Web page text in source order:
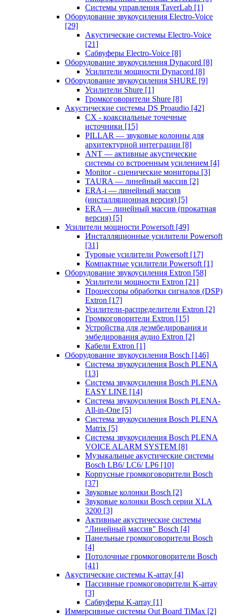
Системы управления TaverLab [1]
Оборудование звукоусиления Electro-Voice
[29]
Акустические системы Electro-Voice
[21]
Сабвуферы Electro-Voice [8]
Оборудование звукоусиления Dynacord [8]
Усилители мощности Dynacord [8]
Оборудование звукоусиления SHURE [9]
Усилители Shure [1]
Громкоговорители Shure [8]
Акустические системы DS Proaudio [42]
CX - коаксиальные точечные
источники [15]
PILLAR — звуковые колонны для
архитектурной интеграции [8]
ANT — активные акустические
системы со встроенным усилением [4]
Monitor - сценические мониторы [3]
TAURA — линейный массив [2]
ERA-i — линейный массив
(инсталляционная версия) [5]
ERA — линейный массив (прокатная
версия) [5]
Усилители мощности Powersoft [49]
Инсталляционные усилители Powersoft
[31]
Туровые усилители Powersoft [17]
Компактные усилители Powersoft [1]
Оборудование звукоусиления Extron [58]
Усилители мощности Extron [21]
Процессоры обработки сигналов (DSP)
Extron [17]
Усилители-распределители Extron [2]
Громкоговорители Extron [15]
Устройства для деэмбедирования и
эмбедирования аудио Extron [2]
Кабели Extron [1]
Оборудование звукоусиления Bosch [146]
Система звукоусиления Bosch PLENA
[13]
Система звукоусиления Bosch PLENA
EASY LINE [14]
Система звукоусиления Bosch PLENA-
All-in-One [5]
Система звукоусиления Bosch PLENA
Matrix [5]
Система звукоусиления Bosch PLENA
VOICE ALARM SYSTEM [8]
Музыкальные акустические системы
Bosch LB6/ LC6/ LP6 [10]
Корпусные громкоговорители Bosch
[37]
Звуковые колонки Bosch [2]
Звуковые колонки Bosch серии XLA
3200 [3]
Активные акустические системы
"Линейный массив" Bosch [4]
Панельные громкоговорители Bosch
[4]
Потолочные громкоговорители Bosch
[41]
Акустические системы K-array [4]
Пассивные громкоговорители K-array
[3]
Сабвуферы K-array [1]
Иммерсивные системы Out Board TiMax [2]